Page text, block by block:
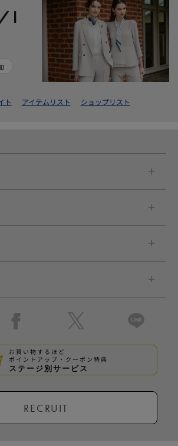
ト アイテムリスト ショップリスト
お買い物するほど
ポイントアップ・クーポン特典
ステージ別サービス
RECRUIT